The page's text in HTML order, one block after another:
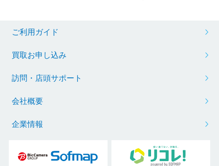
ご利用ガイド
買取お申し込み
訪問・店頭サポート
会社概要
企業情報